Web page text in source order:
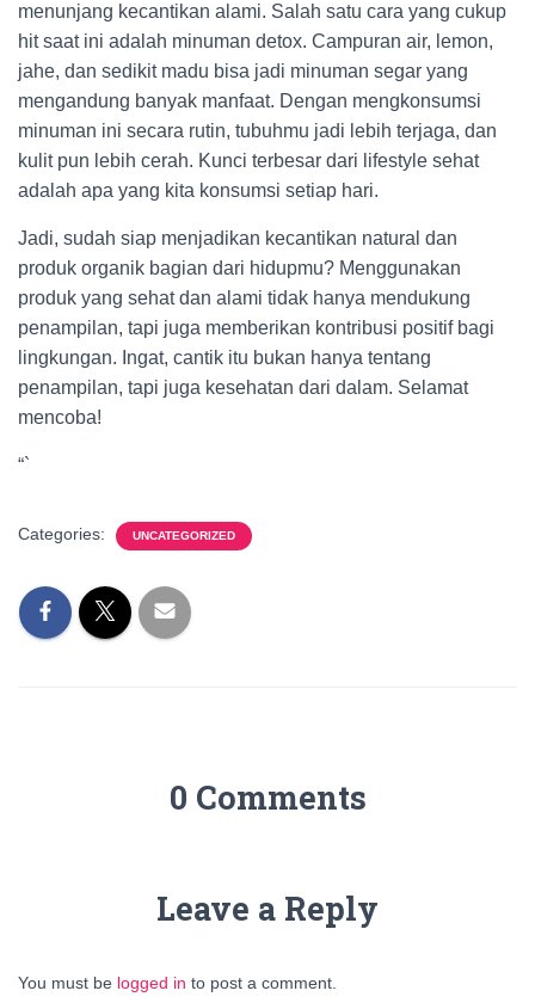
menunjang kecantikan alami. Salah satu cara yang cukup
hit saat ini adalah minuman detox. Campuran air, lemon,
jahe, dan sedikit madu bisa jadi minuman segar yang
mengandung banyak manfaat. Dengan mengkonsumsi
minuman ini secara rutin, tubuhmu jadi lebih terjaga, dan
kulit pun lebih cerah. Kunci terbesar dari lifestyle sehat
adalah apa yang kita konsumsi setiap hari.
Jadi, sudah siap menjadikan kecantikan natural dan
produk organik bagian dari hidupmu? Menggunakan
produk yang sehat dan alami tidak hanya mendukung
penampilan, tapi juga memberikan kontribusi positif bagi
lingkungan. Ingat, cantik itu bukan hanya tentang
penampilan, tapi juga kesehatan dari dalam. Selamat
mencoba!
“`
Categories: UNCATEGORIZED
0 Comments
Leave a Reply
You must be logged in to post a comment.